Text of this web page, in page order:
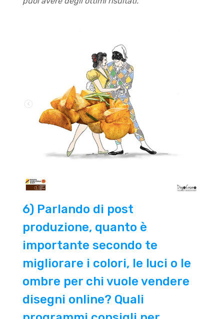
6) Parlando di post
produzione, quanto è
importante secondo te
migliorare i colori, le luci o le
ombre per chi vuole vendere
disegni online? Quali